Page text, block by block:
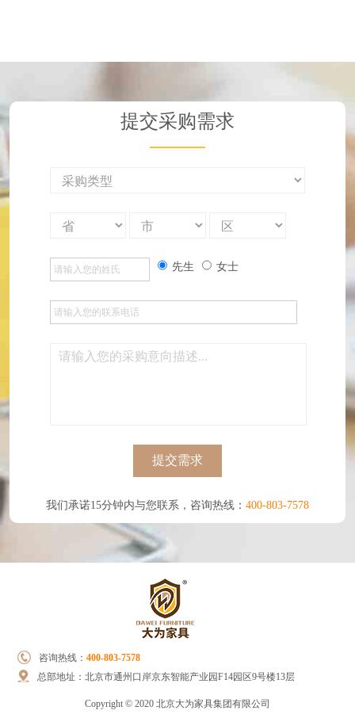
提交采购需求
先生 女士
提交需求
我们承诺15分钟内与您联系，咨询热线： 400-803-7578
咨询热线：400-803-7578
总部地址：北京市通州口岸京东智能产业园F14园区9号楼13层
Copyright © 2020 北京大为家具集团有限公司